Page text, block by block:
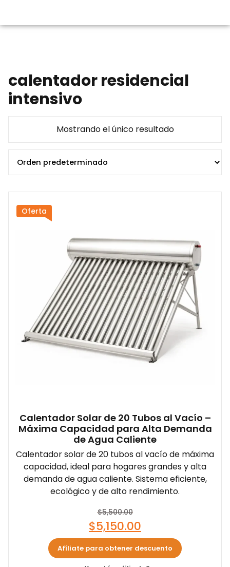
calentador residencial
intensivo
Mostrando el único resultado
Oferta
Calentador Solar de 20 Tubos al Vacío –
Máxima Capacidad para Alta Demanda
de Agua Caliente
Calentador solar de 20 tubos al vacío de máxima
capacidad, ideal para hogares grandes y alta
demanda de agua caliente. Sistema eficiente,
ecológico y de alto rendimiento.
$5,500.00
$5,150.00
Afíliate para obtener descuento